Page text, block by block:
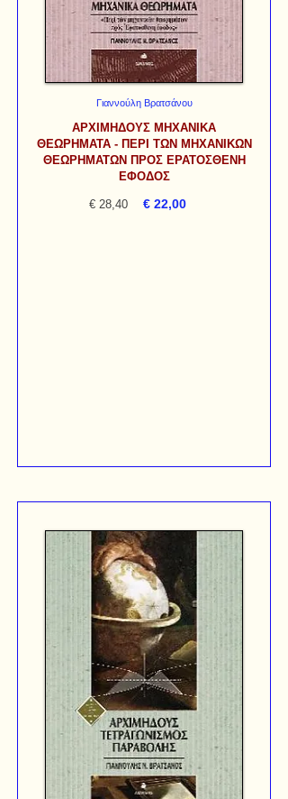
Γιαννούλη Βρατσάνου
ΑΡΧΙΜΗΔΟΥΣ ΜΗΧΑΝΙΚΑ
ΘΕΩΡΗΜΑΤΑ - ΠΕΡΙ ΤΩΝ ΜΗΧΑΝΙΚΩΝ
ΘΕΩΡΗΜΑΤΩΝ ΠΡΟΣ ΕΡΑΤΟΣΘΕΝΗ
ΕΦΟΔΟΣ
€ 28,40 € 22,00